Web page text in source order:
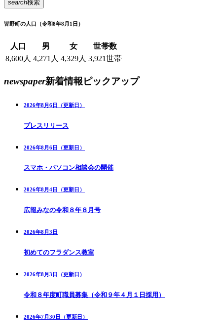
search検索
皆野町の人口 （令和8年8月1日）
人口 男 女
世帯数
8,600人 4,271人 4,329人 3,921世帯
newspaper新着情報ピックアップ
2026年8月6日（更新日）
プレスリリース
2026年8月6日（更新日）
スマホ・パソコン相談会の開催
2026年8月4日（更新日）
広報みなの令和８年８月号
2026年8月3日
初めてのフラダンス教室
2026年8月3日（更新日）
令和８年度町職員募集（令和９年４月１日採用）
2026年7月30日（更新日）